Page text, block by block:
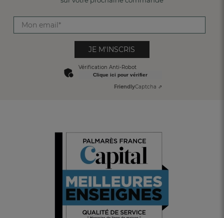
JE M'INSCRIS
Vérification Anti-Robot
Clique ici pour vérifier
FriendlyCaptcha ⇗